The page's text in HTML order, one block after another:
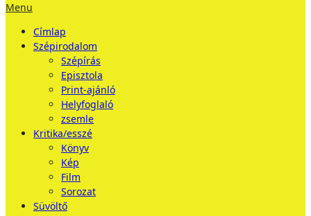
Menu
Címlap
Szépirodalom
Szépírás
Episztola
Print-ajánló
Helyfoglaló
zsemle
Kritika/esszé
Könyv
Kép
Film
Sorozat
Süvöltő